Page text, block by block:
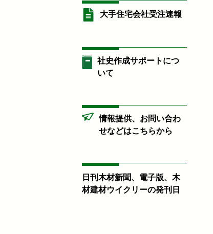
大手住宅会社受注速報
社史作成サポートにつ
いて
情報提供、お問い合わ
せなどはこちらから
日刊木材新聞、電子版、木
材建材ウイクリーの発刊日